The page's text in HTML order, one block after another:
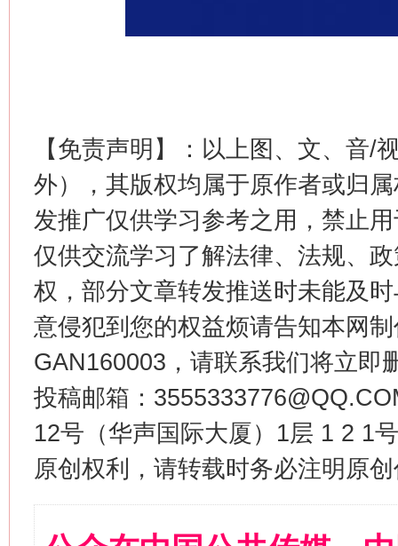
【免责声明】：以上图、文、音/
外），其版权均属于原作者或归
发推广仅供学习参考之用，禁止
仅供交流学习了解法律、法规、
权，部分文章转发推送时未能及
意侵犯到您的权益烦请告知本网
GAN160003，请联系我们将立即
投稿邮箱：
12号（华声国际大厦）1层 1 2 1
原创权利，请转载时务必注明原